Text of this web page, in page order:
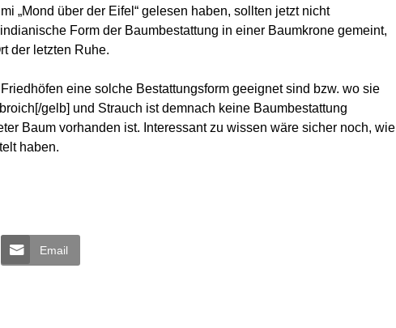
„Mond über der Eifel“ gelesen haben, sollten jetzt nicht
Form der Baumbestattung in einer Baumkrone gemeint,
der letzten Ruhe.
eine solche Bestattungsform geeignet sind bzw. wo sie
gelb] und Strauch ist demnach keine Baumbestattung
Baum vorhanden ist. Interessant zu wissen wäre sicher noch, wie
haben.
Email